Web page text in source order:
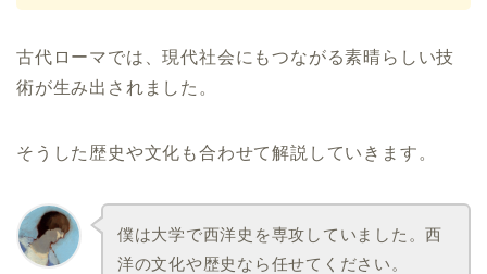
古代ローマでは、現代社会にもつながる素晴らしい技
術が生み出されました。
そうした歴史や文化も合わせて解説していきます。
僕は大学で西洋史を専攻していました。西
洋の文化や歴史なら任せてください。